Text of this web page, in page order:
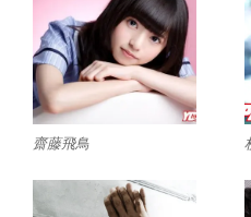
齋藤飛鳥